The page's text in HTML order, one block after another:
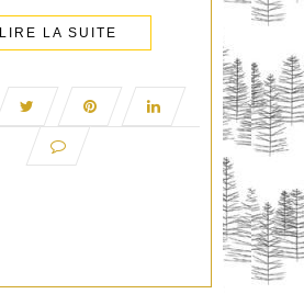
LIRE LA SUITE